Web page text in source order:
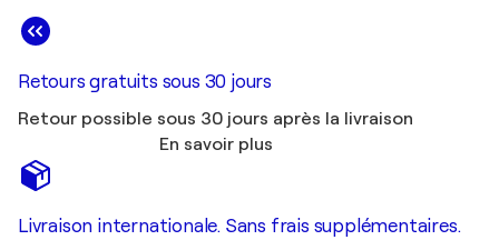
Retours gratuits sous 30 jours
Retour possible sous 30 jours après la livraison
En savoir plus
Livraison internationale. Sans frais supplémentaires.